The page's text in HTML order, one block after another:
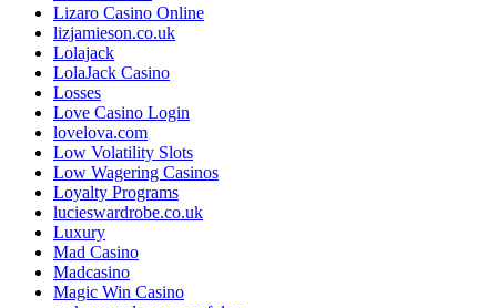
Lizaro Casino Online
lizjamieson.co.uk
Lolajack
LolaJack Casino
Losses
Love Casino Login
lovelova.com
Low Volatility Slots
Low Wagering Casinos
Loyalty Programs
lucieswardrobe.co.uk
Luxury
Mad Casino
Madcasino
Magic Win Casino